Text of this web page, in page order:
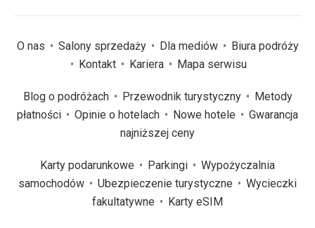
O nas Salony sprzedaży Dla mediów
Biura podróży
Kontakt
Kariera Mapa serwisu
Blog o podróżach Przewodnik turystyczny
Metody
płatności
Opinie o hotelach Nowe hotele
Gwarancja
najniższej ceny
Karty podarunkowe Parkingi
Wypożyczalnia
samochodów
Ubezpieczenie turystyczne
Wycieczki
fakultatywne
Karty eSIM